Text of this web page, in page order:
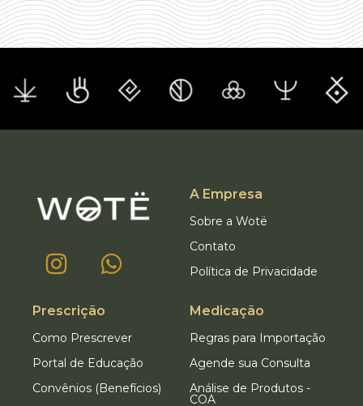
A Empresa
Sobre a Wotë
Contato
Política de Privacidade
Prescrição
Como Prescrever
Portal de Educação
Convênios (Benefícios)
Medicação
Regras para Importação
Agende sua Consulta
Análise de Produtos -
COA